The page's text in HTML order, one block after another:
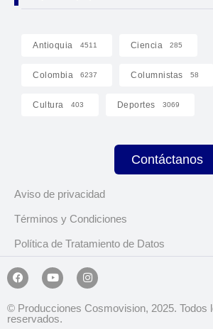
Antioquia 4511 Ciencia 285
Colombia 6237 Columnistas 58
Cultura 403 Deportes 3069
Contáctanos
Aviso de privacidad
Términos y Condiciones
Política de Tratamiento de Datos
© Producciones Cosmovision, 2025. Todos
reservados.